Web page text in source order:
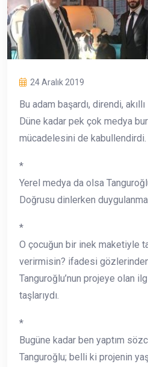
24 Aralık 2019
Bu adam başardı, direndi,
Düne kadar pek çok medya
mücadelesini de kabullendirdi.
*
Yerel medya da olsa
Doğrusu dinlerken
*
O çocuğun bir inek maketiyle
verirmisin? ifadesi
Tanguroğlu’nun projeye olan
taşlarıydı.
*
Bugüne kadar ben yaptım
Tanguroğlu; belli ki projenin